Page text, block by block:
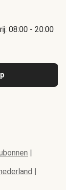
08:00 - 20:00
|
|